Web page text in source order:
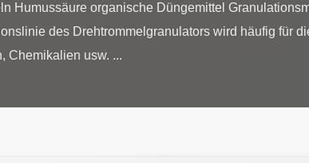
Humussäure organische Düngemittel
des Drehtrommelgranulators wird häufig für